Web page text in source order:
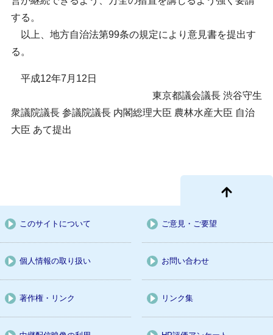
する。
以上、地方自治法第99条の規定により意見書を提出す
る。
平成12年7月12日
東京都議会議長 渋谷守生
衆議院議長 参議院議長 内閣総理大臣 農林水産大臣 自治
大臣 あて提出
このサイトについて ご意見・ご要望
個人情報の取り扱い お問い合わせ
著作権・リンク リンク集